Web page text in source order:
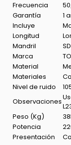
Frecuencia
Garantía
1
Incluye
Longitud
Mandril
Marca
Material
Materiales
Nivel de ruido
Observaciones
Peso (Kg)
Potencia
Presentación